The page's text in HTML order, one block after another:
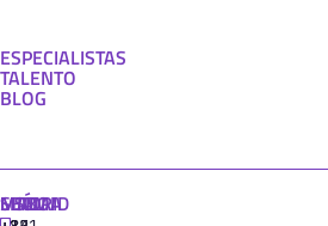
ESPECIALISTAS
TALENTO
BLOG
MADRID
MIAMI
SEÚL
LISBOA